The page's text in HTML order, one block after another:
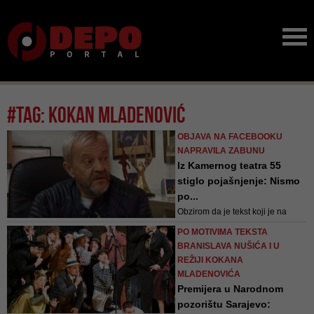
#tag: kokan mladenović
OBJAVA NA FACEBOOKU
NAPRAVILA ZABUNU
Iz Kamernog teatra 55
stiglo pojašnjenje: Nismo
po...
Obzirom da je tekst koji je na
reditelj Kokan Mladenović, sa
supotpisnikom Darkom
Cvijetićem, piscem romana
medijima prezentiran kao odluka i
stav Kamernog teatra 55,
PO MOTIVIMA TEKSTA
BRANISLAVA NUŠIĆA I U
REŽIJI KOKANA
MLADENOVIĆA
Premijera u Narodnom
pozorištu Sarajevo: